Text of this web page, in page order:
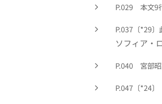
P.029 本文9
P.037〔*29〕
ソフィア・
P.040 宮部昭
P.047〔*24〕